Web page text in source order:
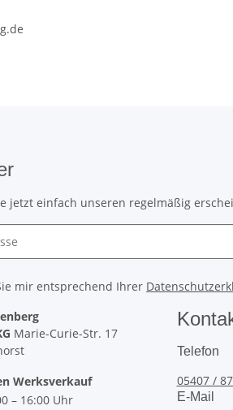
jetzt einfach unseren regelmäßig
mir entsprechend Ihrer
Marie-Curie-Str. 17
Werksverkauf
– 16:00 Uhr
Telefon
05407 /
E-Mail